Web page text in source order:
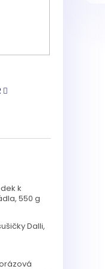
k
550 g
Dalli,